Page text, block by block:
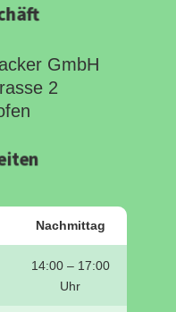
GmbH
2
Nachmittag
14:00 – 17:00
Uhr